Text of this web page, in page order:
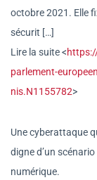
octobre 2021. Elle
sécurit […]
Lire la suite <
parlement-
nis.N1155782>
Une cyberattaque
digne d’un
numérique.